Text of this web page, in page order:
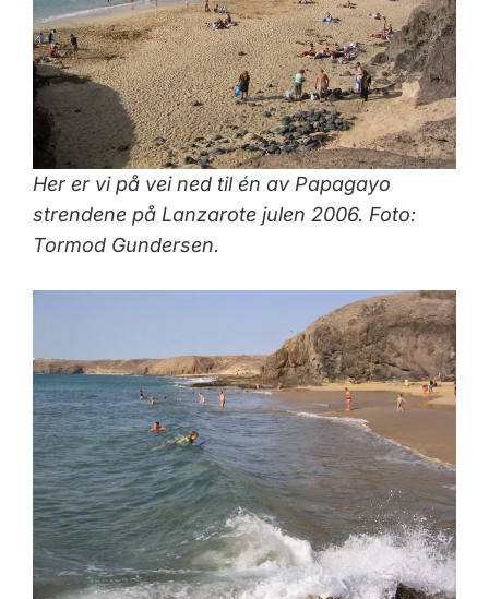
Her er vi på vei ned til én av Papagayo
strendene på Lanzarote julen 2006. Foto:
Tormod Gundersen.